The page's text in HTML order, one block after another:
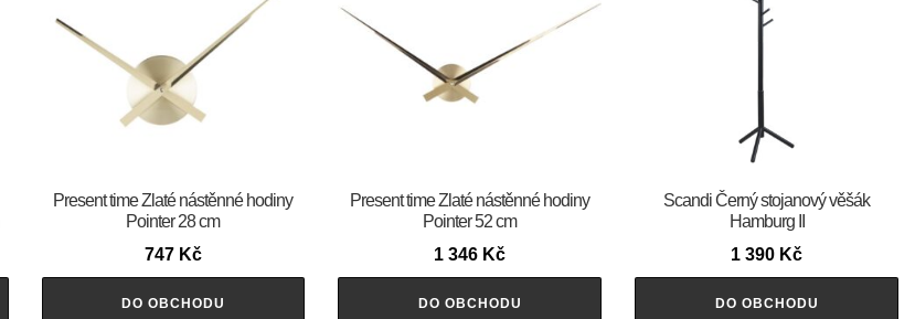
Present time Zlaté nástěnné hodiny
Pointer 28 cm
747 Kč
DO OBCHODU
Present time Zlaté nástěnné hodiny
Pointer 52 cm
1 346 Kč
DO OBCHODU
Scandi Černý stojanový věšák
Hamburg II
1 390 Kč
DO OBCHODU